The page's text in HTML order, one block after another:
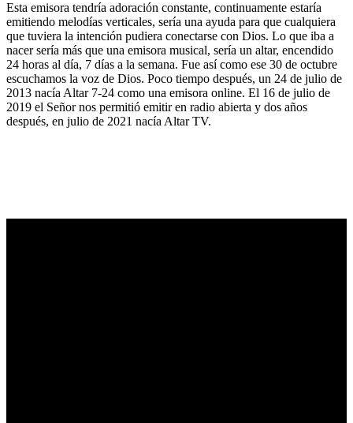
Esta emisora tendría adoración constante, continuamente estaría
emitiendo melodías verticales, sería una ayuda para que cualquiera
que tuviera la intención pudiera conectarse con Dios. Lo que iba a
nacer sería más que una emisora musical, sería un altar, encendido
24 horas al día, 7 días a la semana. Fue así como ese 30 de octubre
escuchamos la voz de Dios. Poco tiempo después, un 24 de julio de
2013 nacía Altar 7-24 como una emisora online. El 16 de julio de
2019 el Señor nos permitió emitir en radio abierta y dos años
después, en julio de 2021 nacía Altar TV.